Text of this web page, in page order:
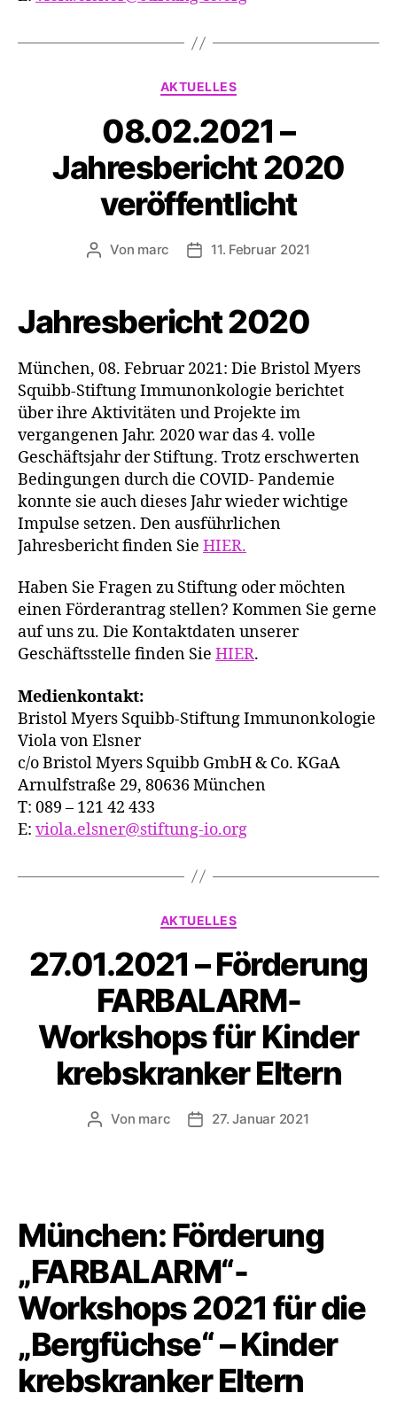
Kategorien
AKTUELLES
08.02.2021 –
Jahresbericht 2020
veröffentlicht
Beitragsautor
Von marc Veröffentlichungsdatum
11. Februar 2021
Jahresbericht 2020
München, 08. Februar 2021: Die Bristol Myers
Squibb-Stiftung Immunonkologie berichtet
über ihre Aktivitäten und Projekte im
vergangenen Jahr. 2020 war das 4. volle
Geschäftsjahr der Stiftung. Trotz erschwerten
Bedingungen durch die COVID- Pandemie
konnte sie auch dieses Jahr wieder wichtige
Impulse setzen. Den ausführlichen
Jahresbericht finden Sie HIER.
Haben Sie Fragen zu Stiftung oder möchten
einen Förderantrag stellen? Kommen Sie gerne
auf uns zu. Die Kontaktdaten unserer
Geschäftsstelle finden Sie HIER.
Medienkontakt:
Bristol Myers Squibb-Stiftung Immunonkologie
Viola von Elsner
c/o Bristol Myers Squibb GmbH & Co. KGaA
Arnulfstraße 29, 80636 München
T: 089 – 121 42 433
E: viola.elsner@stiftung-io.org
Kategorien
AKTUELLES
27.01.2021 – Förderung
FARBALARM-
Workshops für Kinder
krebskranker Eltern
Beitragsautor
Von marc Veröffentlichungsdatum
27. Januar 2021
München: Förderung
„FARBALARM“-
Workshops 2021 für die
„Bergfüchse“ – Kinder
krebskranker Eltern